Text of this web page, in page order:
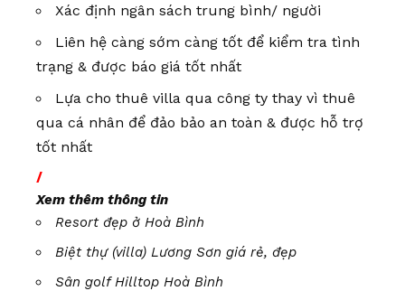
Xác định ngân sách trung bình/ người
Liên hệ càng sớm càng tốt để kiểm tra tình
trạng & được báo giá tốt nhất
Lựa cho thuê villa qua công ty thay vì thuê
qua cá nhân để đảo bảo an toàn & được hỗ trợ
tốt nhất
/
Xem thêm thông tin
Resort đẹp ở Hoà Bình
Biệt thự (villa) Lương Sơn giá rẻ, đẹp
Sân golf Hilltop Hoà Bình